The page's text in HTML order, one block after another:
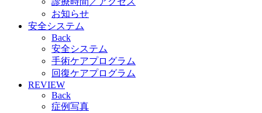
お知らせ
安全システム
Back
安全システム
手術ケアプログラム
回復ケアプログラム
REVIEW
Back
症例写真